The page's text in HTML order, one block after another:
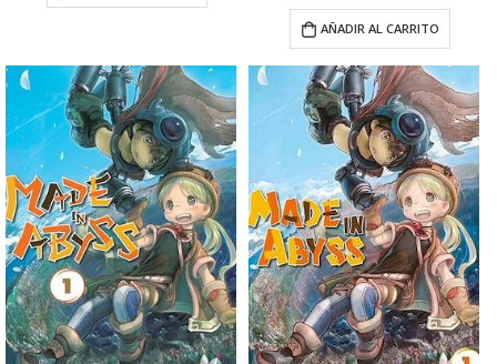
AÑADIR AL CARRITO